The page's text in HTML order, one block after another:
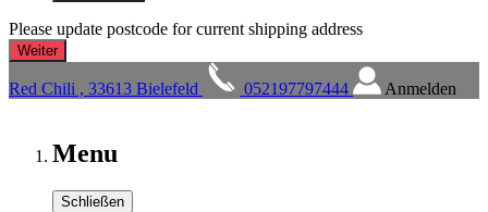
Please update postcode for current shipping address
Red Chili , 33613 Bielefeld 052197797444 Anmelden
Menu
Schließen